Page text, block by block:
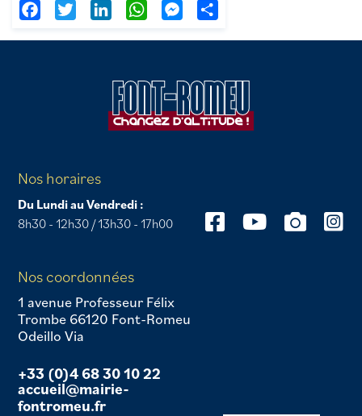
FacebookTwitter LinkedIn WhatsAppMessenger
Nos horaires
Du Lundi au Vendredi :
8h30 - 12h30 / 13h30 - 17h00
Nos coordonnées
1 avenue Professeur Félix
Trombe 66120 Font-Romeu
Odeillo Via
+33 (0)4 68 30 10 22
accueil@mairie-
fontromeu.fr